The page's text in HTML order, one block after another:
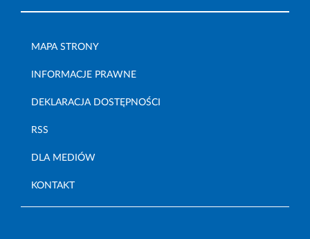
MAPA STRONY
INFORMACJE PRAWNE
DEKLARACJA DOSTĘPNOŚCI
RSS
DLA MEDIÓW
KONTAKT